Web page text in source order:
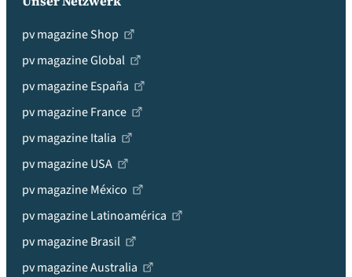
pv magazine Shop
pv magazine Global
pv magazine España
pv magazine France
pv magazine Italia
pv magazine USA
pv magazine México
pv magazine Latinoamérica
pv magazine Brasil
pv magazine Australia